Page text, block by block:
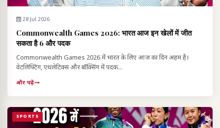
28 Jul 2026
Commonwealth Games 2026: भारत आज इन खेलों में जीत
सकता है 6 और पदक
Commonwealth Games 2026 में भारत के लिए आज का दिन अहम है।
वेटलिफ्टिंग, एथलेटिक्स और बॉक्सिंग में पदक...
और पढ़ें
SPORTS